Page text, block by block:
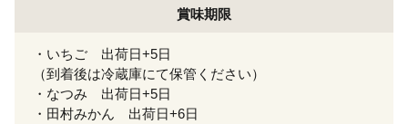
賞味期限
・いちご 出荷日+5日
（到着後は冷蔵庫にて保管ください）
・なつみ 出荷日+5日
・田村みかん 出荷日+6日